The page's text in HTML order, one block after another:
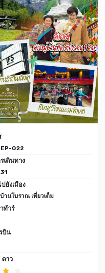
022
เดินทาง
ยังเมือง
มู่บ้านโบราณ เที่ยวเต็ม
ทัวร์
บิน
ดาว